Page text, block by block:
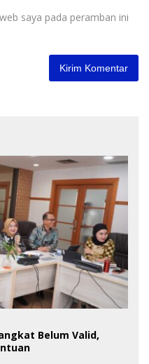
saya pada peramban ini
Belum Valid,